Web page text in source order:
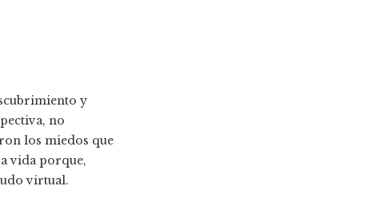
y
no
los miedos que
vida porque,
virtual.